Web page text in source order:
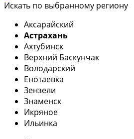
Искать по выбранному региону
Аксарайский
Астрахань
Ахтубинск
Верхний Баскунчак
Володарский
Енотаевка
Зензели
Знаменск
Икряное
Ильинка